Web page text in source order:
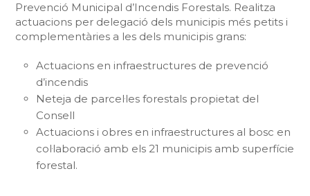
Prevenció Municipal d’Incendis Forestals. Realitza
actuacions per delegació dels municipis més petits i
complementàries a les dels municipis grans:
Actuacions en infraestructures de prevenció
d’incendis
Neteja de parcel·les forestals propietat del
Consell
Actuacions i obres en infraestructures al bosc en
col·laboració amb els 21 municipis amb superfície
forestal.